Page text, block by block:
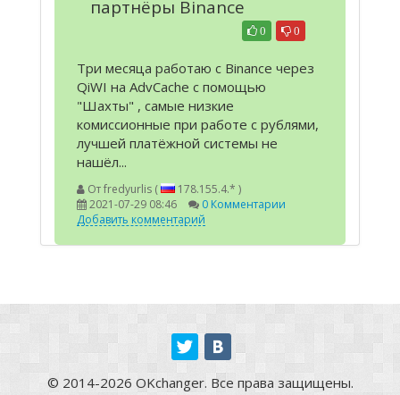
партнёры Binance
0
0
Три месяца работаю с Binance через
QiWI на AdvCache с помощью
"Шахты" , самые низкие
комиссионные при работе с рублями,
лучшей платёжной системы не
нашёл...
Отfredyurlis (
178.155.4.* )
2021-07-29 08:46
0 Комментарии
Добавить комментарий
© 2014-2026 OKchanger. Все права защищены.